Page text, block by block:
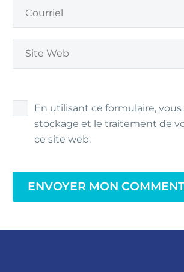
En utilisant ce formulaire,
stockage et le traitement de
ce site web.
ENVOYER MON